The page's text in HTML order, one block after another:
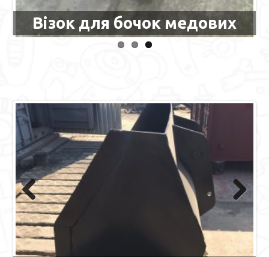
Візок для бочок медових
Previous Next